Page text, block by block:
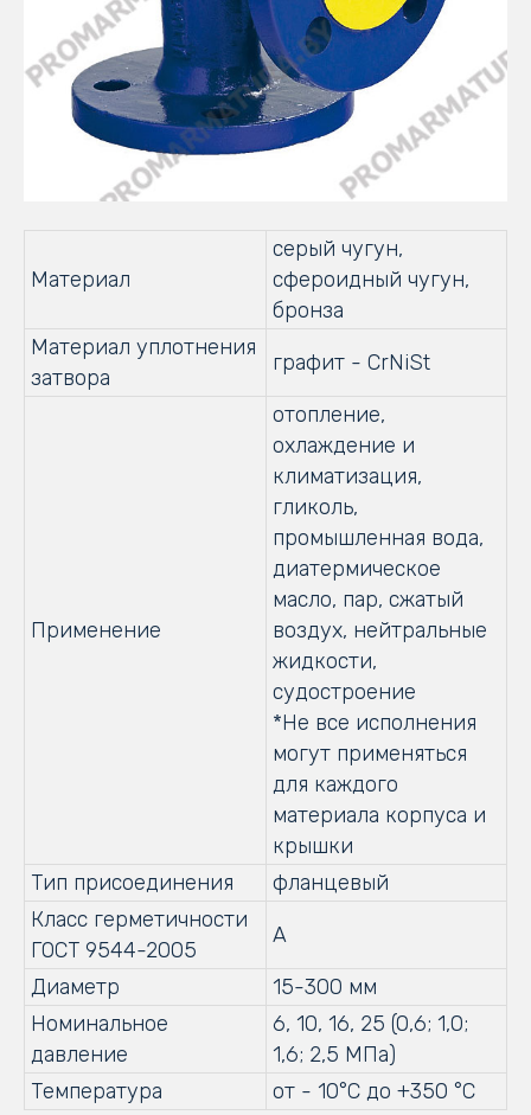
Материал
серый чугун,
сфероидный чугун,
бронза
Материал уплотнения
затвора
графит - CrNiSt
Применение
отопление,
охлаждение и
климатизация,
гликоль,
промышленная вода,
диатермическое
масло, пар, сжатый
воздух, нейтральные
жидкости,
судостроение
*Не все исполнения
могут применяться
для каждого
материала корпуса и
крышки
Тип присоединения
фланцевый
Класс герметичности
ГОСТ 9544-2005
А
Диаметр
15-300 мм
Номинальное
давление
6, 10, 16, 25 (0,6; 1,0;
1,6; 2,5 МПа)
Температура
от - 10°С до +350 °С